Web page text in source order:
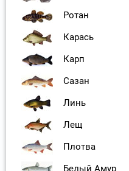
Ротан
Карась
Карп
Сазан
Линь
Лещ
Плотва
Белый Амур